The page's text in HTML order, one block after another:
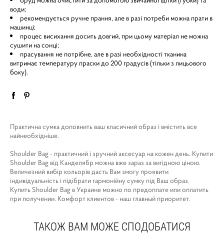
води;
рекомендується ручне прання, але в разі потреби можна прати в
машинці;
процес висихання досить довгий, при цьому матеріал не можна
сушити на сонці;
прасування не потрібне, але в разі необхідності тканина
витримає температуру праски до 200 градусів (тільки з лицьового
боку).
Практична сумка доповнить ваш класичний образ і вмістить все
найнеобхідніше.
Shoulder Bag - практичний і зручний аксесуар на кожен день. Купити
Shoulder Bag від Канделябр можна вже зараз за вигідною ціною.
Величезний вибір кольорів дасть Вам змогу проявити
індивідуальність і підібрати гармонійну сумку під Ваш образ.
Купить Shoulder Bag в Украине можно по предоплате или оплатить
при получении. Комфорт клиентов - наш главный приоритет.
ТАКОЖ ВАМ МОЖЕ СПОДОБАТИСЯ